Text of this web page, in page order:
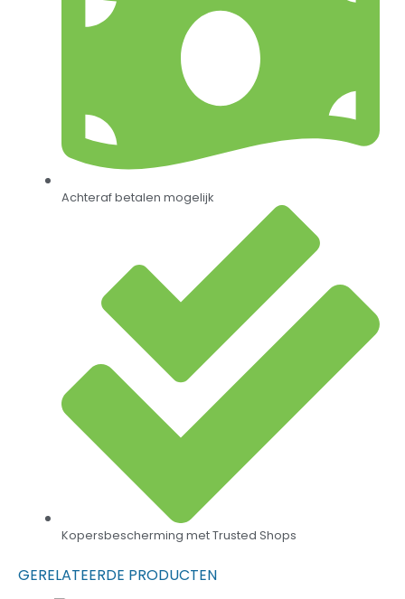
Achteraf betalen mogelijk
Kopersbescherming met Trusted Shops
GERELATEERDE PRODUCTEN